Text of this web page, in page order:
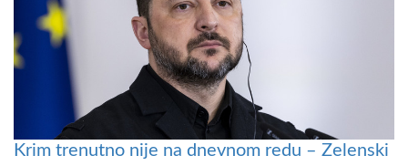
Krim trenutno nije na dnevnom redu – Zelenski